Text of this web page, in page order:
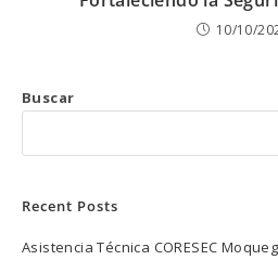
10/10/
Buscar
Recent Posts
Asistencia Técnica CORESEC